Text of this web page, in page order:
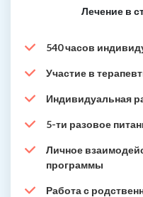
Лечение в
540 часов
Участие в
Индивидуальная
5-ти разовое
Личное
программы
Работа с